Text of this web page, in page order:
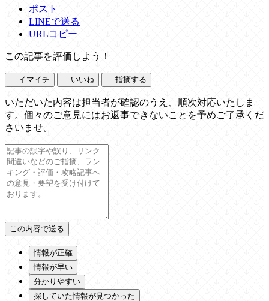
ポスト
LINEで送る
URLコピー
この記事を評価しよう！
イマイチ いいね 指摘する
いただいた内容は担当者が確認のうえ、順次対応いたしま
す。個々のご意見にはお返事できないことを予めご了承くだ
さいませ。
情報が正確
情報が早い
分かりやすい
探していた情報が見つかった